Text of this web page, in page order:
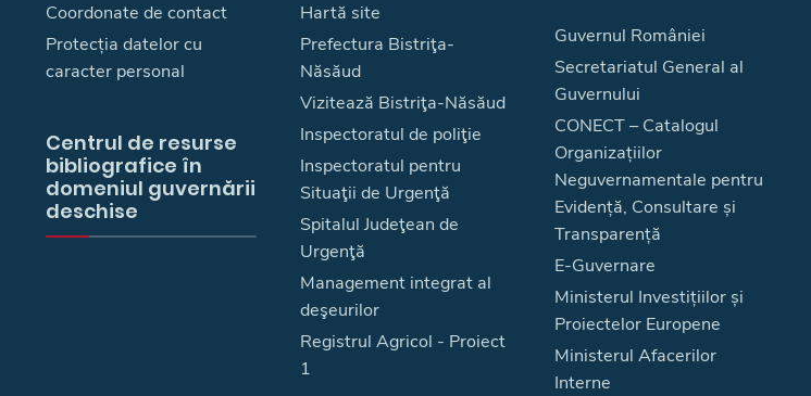
Coordonate de contact
Protecția datelor cu
caracter personal
Centrul de resurse
bibliografice în
domeniul guvernării
deschise
Hartă site
Prefectura Bistriţa-
Năsăud
Vizitează Bistriţa-Năsăud
Inspectoratul de poliţie
Inspectoratul pentru
Situaţii de Urgenţă
Spitalul Judeţean de
Urgenţă
Management integrat al
deşeurilor
Registrul Agricol - Proiect
1
Guvernul României
Secretariatul General al
Guvernului
CONECT – Catalogul
Organizațiilor
Neguvernamentale pentru
Evidență, Consultare și
Transparență
E-Guvernare
Ministerul Investițiilor și
Proiectelor Europene
Ministerul Afacerilor
Interne